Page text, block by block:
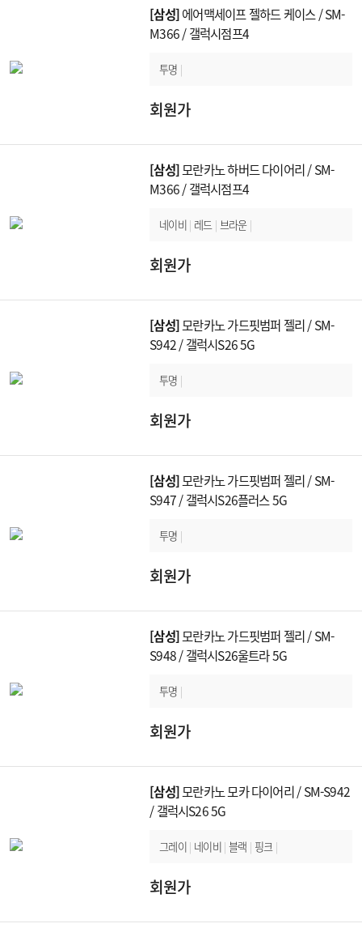
[삼성]에어맥세이프 젤하드 케이스 / SM-
M366 / 갤럭시점프4
투명 |
회원가
[삼성]모란카노 하버드 다이어리 / SM-
M366 / 갤럭시점프4
네이비 | 레드 | 브라운 |
회원가
[삼성]모란카노 가드핏범퍼 젤리 / SM-
S942 / 갤럭시S26 5G
투명 |
회원가
[삼성]모란카노 가드핏범퍼 젤리 / SM-
S947 / 갤럭시S26플러스 5G
투명 |
회원가
[삼성]모란카노 가드핏범퍼 젤리 / SM-
S948 / 갤럭시S26울트라 5G
투명 |
회원가
[삼성]모란카노 모카 다이어리 / SM-S942
/ 갤럭시S26 5G
그레이 | 네이비 | 블랙 | 핑크 |
회원가